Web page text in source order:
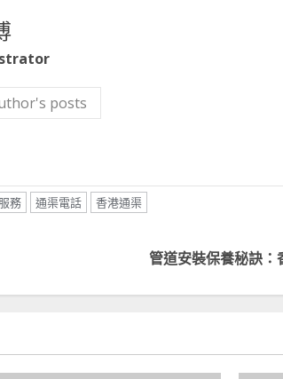
posts
務 通渠電話 香港通渠
管道安裝保養秘訣：